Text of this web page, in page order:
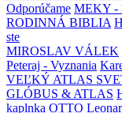
Odporúčame MEKY -
RODINNÁ BIBLIA
ste
MIROSLAV VÁLEK
Peteraj - Vyznania
VEĽKÝ ATLAS
GLÓBUS & ATLAS
kaplnka OTTO